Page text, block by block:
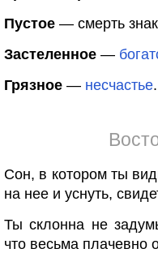
Пустое — смерть
Застеленное —
Грязное — несчастье.
Сон, в котором ты
на нее и уснуть,
Ты склонна не
что весьма плачевно